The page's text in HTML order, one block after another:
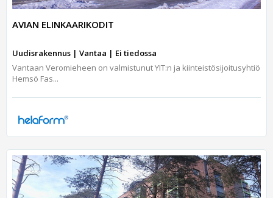
AVIAN ELINKAARIKODIT
Uudisrakennus | Vantaa | Ei tiedossa
Vantaan Veromieheen on valmistunut YIT:n ja kiinteistösijoitusyhtiö
Hemsö Fas...